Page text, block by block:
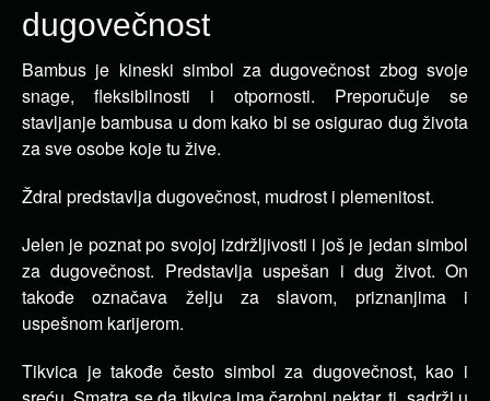
dugovečnost
Bambus je kineski simbol za dugovečnost zbog svoje
snage, fleksibilnosti i otpornosti. Preporučuje se
stavljanje bambusa u dom kako bi se osigurao dug života
za sve osobe koje tu žive.
Ždral predstavlja dugovečnost, mudrost i plemenitost.
Jelen je poznat po svojoj izdržljivosti i još je jedan simbol
za dugovečnost. Predstavlja uspešan i dug život. On
takođe označava želju za slavom, priznanjima i
uspešnom karijerom.
Tikvica je takođe često simbol za dugovečnost, kao i